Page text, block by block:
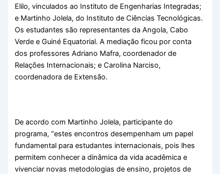
Elilo, vinculados ao Instituto de Engenharias Integradas;
e Martinho Jolela, do Instituto de Ciências Tecnológicas.
Os estudantes são representantes da Angola, Cabo
Verde e Guiné Equatorial. A mediação ficou por conta
dos professores Adriano Mafra, coordenador de
Relações Internacionais; e Carolina Narciso,
coordenadora de Extensão.
De acordo com Martinho Jolela, participante do
programa, “estes encontros desempenham um papel
fundamental para estudantes internacionais, pois lhes
permitem conhecer a dinâmica da vida acadêmica e
vivenciar novas metodologias de ensino, projetos de